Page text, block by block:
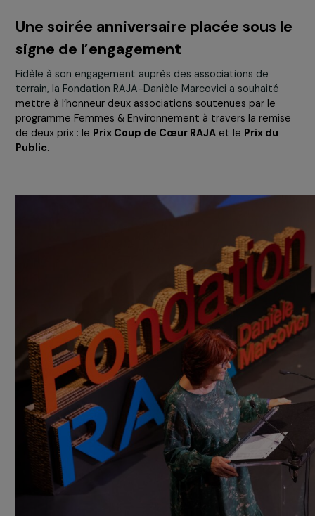
Femmes & Environnement.
Une soirée anniversaire placée sous
signe de l’engagement
Fidèle à son engagement auprès des associations de
programme Femmes & Environnement à travers la
Prix Coup de Cœur RAJA